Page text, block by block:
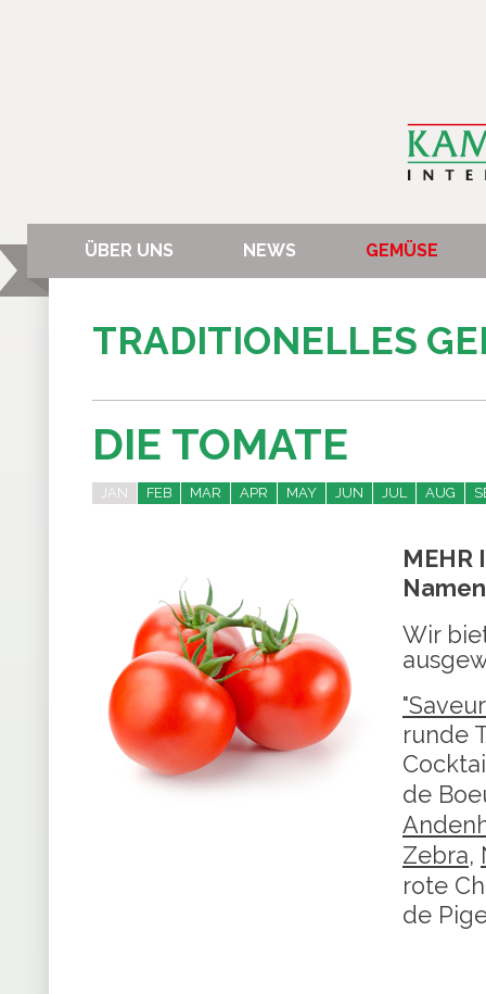
ÜBER UNS NEWS GEMÜSE
TRADITIONELLES
DIE TOMATE
JAN FEB MAR APR MAY JUN JUL AUG
MEHR
Wir
runde
de
Zebra,
rote
de